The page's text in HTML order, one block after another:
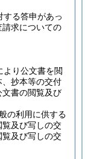
する答申があっ
求についての
より公文書を閲
抄本等の交付
書の閲覧及び
の利用に供する
及び写しの交
及び写しの交